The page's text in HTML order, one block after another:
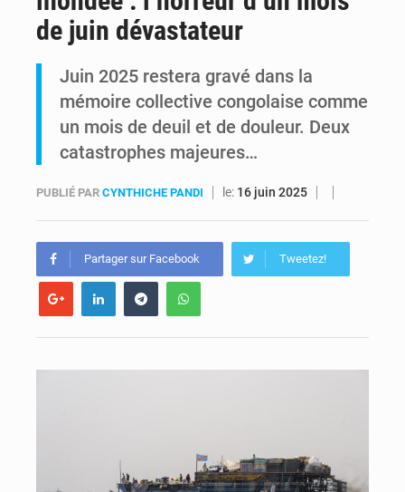
de juin dévastateur
Juin 2025 restera gravé dans la
mémoire collective congolaise comme
un mois de deuil et de douleur. Deux
catastrophes majeures…
PUBLIÉ PAR CYNTHICHE PANDI le: 16 juin 2025
Partager sur Facebook Tweetez!